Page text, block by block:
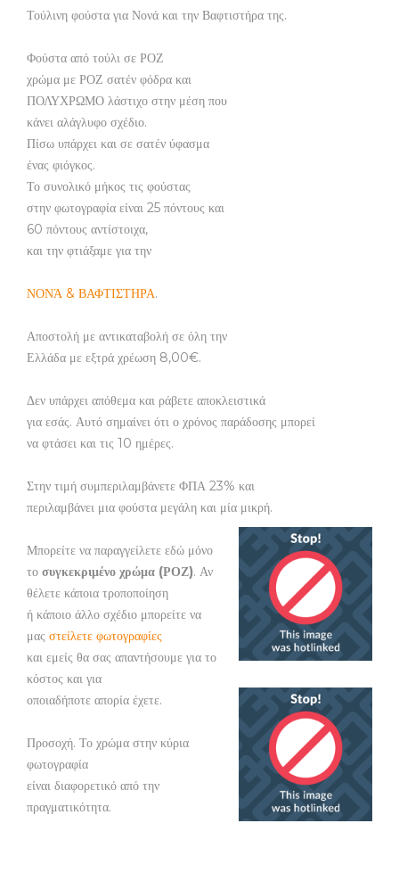
Τούλινη φούστα για Νονά και την Βαφτιστήρα της.
Φούστα από τούλι σε ΡΟΖ
χρώμα με ΡΟΖ σατέν φόδρα και
ΠΟΛΥΧΡΩΜΟ λάστιχο στην μέση που
κάνει αλάγλυφο σχέδιο.
Πίσω υπάρχει και σε σατέν ύφασμα
ένας φιόγκος.
Το συνολικό μήκος τις φούστας
στην φωτογραφία είναι 25 πόντους και
60 πόντους αντίστοιχα,
και την φτιάξαμε για την
ΝΟΝΆ & ΒΑΦΤΙΣΤΗΡΑ.
Αποστολή με αντικαταβολή σε όλη την
Ελλάδα με εξτρά χρέωση 8,00€.
Δεν υπάρχει απόθεμα και ράβετε αποκλειστικά
για εσάς. Αυτό σημαίνει ότι ο χρόνος παράδοσης μπορεί
να φτάσει και τις 10 ημέρες.
Στην τιμή συμπεριλαμβάνετε ΦΠΑ 23% και
περιλαμβάνει μια φούστα μεγάλη και μία μικρή.
Μπορείτε να παραγγείλετε εδώ μόνο
το συγκεκριμένο χρώμα (ΡΟΖ). Αν
θέλετε κάποια τροποποίηση
ή κάποιο άλλο σχέδιο μπορείτε να
μας στείλετε φωτογραφίες
και εμείς θα σας απαντήσουμε για το
κόστος και για
οποιαδήποτε απορία έχετε.
Προσοχή. Το χρώμα στην κύρια
φωτογραφία
είναι διαφορετικό από την
πραγματικότητα.